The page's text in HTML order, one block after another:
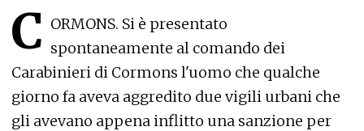
C ORMONS. Si è presentato
spontaneamente al comando dei
Carabinieri di Cormons l'uomo che qualche
giorno fa aveva aggredito due vigili urbani che
gli avevano appena inflitto una sanzione per